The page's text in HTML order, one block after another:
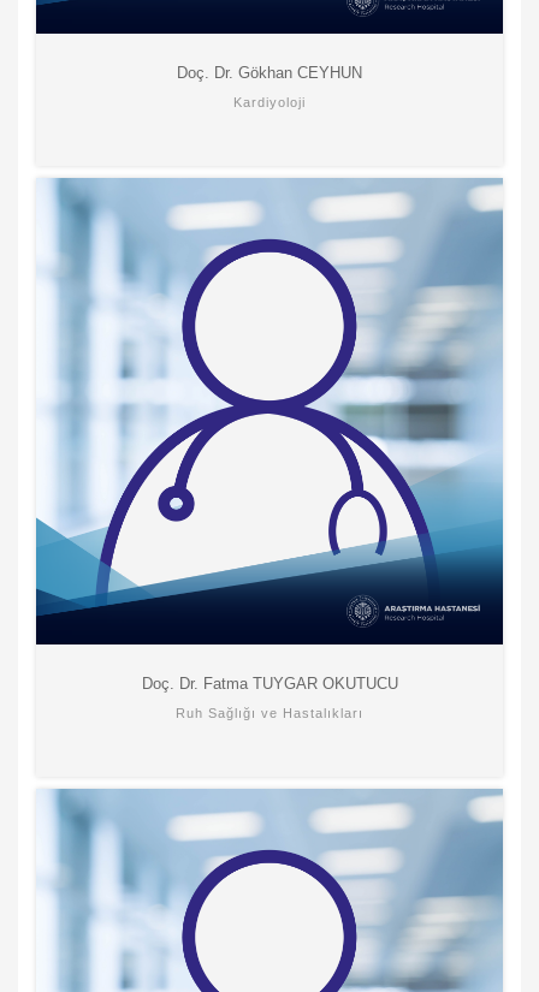
Doç. Dr. Gökhan CEYHUN
Kardiyoloji
Doç. Dr. Fatma TUYGAR OKUTUCU
Ruh Sağlığı ve Hastalıkları